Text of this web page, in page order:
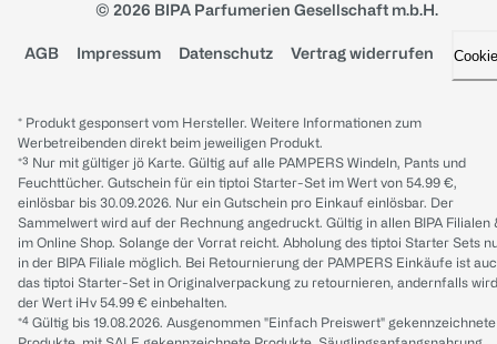
© 2026 BIPA Parfumerien Gesellschaft m.b.H.
AGB Impressum Datenschutz Vertrag widerrufen
* Produkt gesponsert vom Hersteller. Weitere Informationen zum
Werbetreibenden direkt beim jeweiligen Produkt.
*³ Nur mit gültiger jö Karte. Gültig auf alle PAMPERS Windeln, Pants und
Feuchttücher. Gutschein für ein tiptoi Starter-Set im Wert von 54.99 €,
einlösbar bis 30.09.2026. Nur ein Gutschein pro Einkauf einlösbar. Der
Sammelwert wird auf der Rechnung angedruckt. Gültig in allen BIPA Filialen
im Online Shop. Solange der Vorrat reicht. Abholung des tiptoi Starter Sets
in der BIPA Filiale möglich. Bei Retournierung der PAMPERS Einkäufe ist
das tiptoi Starter-Set in Originalverpackung zu retournieren, andernfalls wird
der Wert iHv 54.99 € einbehalten.
*⁴ Gültig bis 19.08.2026. Ausgenommen "Einfach Preiswert" gekennzeichnete